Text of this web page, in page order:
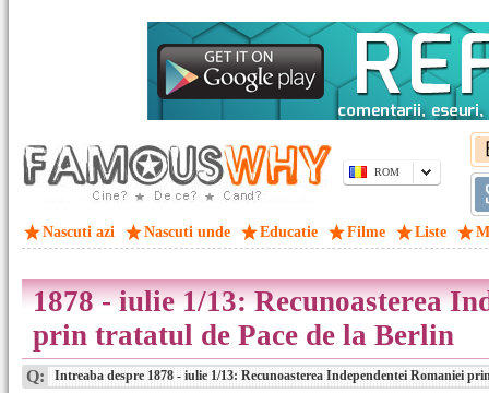
ROM
Nascuti azi Nascuti unde Educatie Filme Liste
1878 - iulie 1/13: Recunoasterea
prin tratatul de Pace de la Berlin
Q: Intreaba despre 1878 - iulie 1/13: Recunoasterea Independentei Romaniei